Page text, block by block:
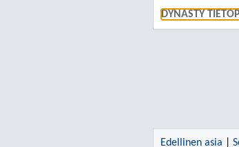
DYNASTY
Edellinen asia